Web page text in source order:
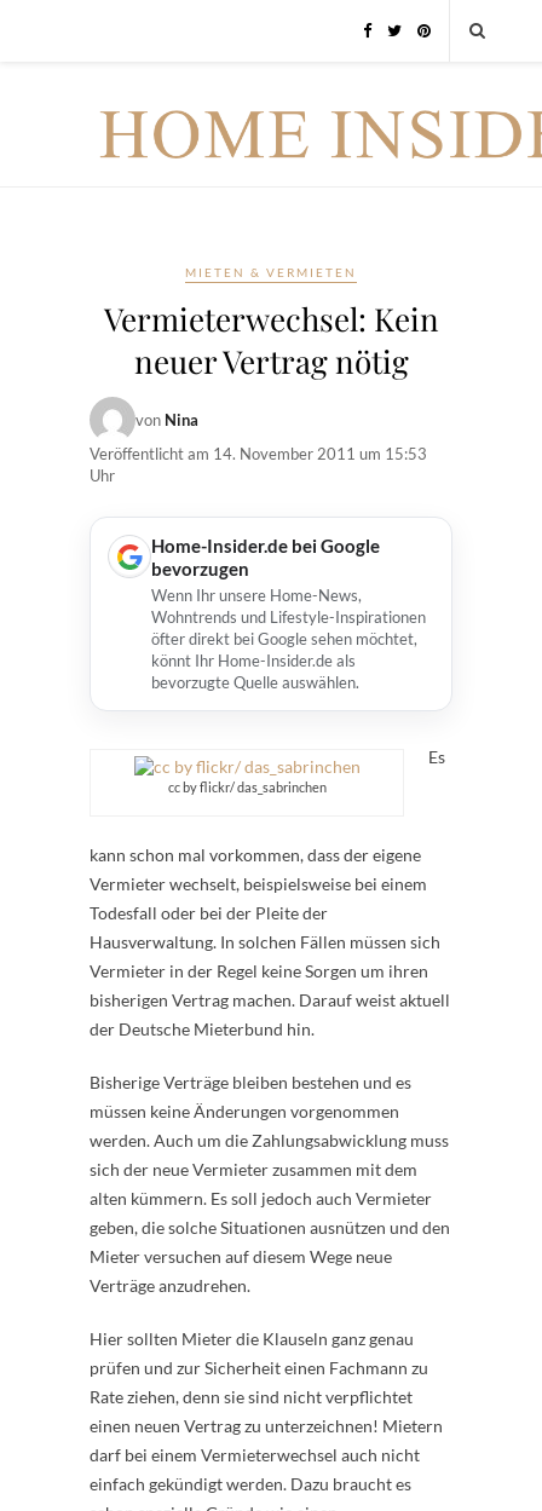
MIETEN & VERMIETEN
Vermieterwechsel: Kein
neuer Vertrag nötig
von Nina
Veröffentlicht am 14. November 2011 um 15:53
Uhr
Home-Insider.de bei Google
bevorzugen
Wenn Ihr unsere Home-News,
Wohntrends und Lifestyle-Inspirationen
öfter direkt bei Google sehen möchtet,
könnt Ihr Home-Insider.de als
bevorzugte Quelle auswählen.
cc by flickr/ das_sabrinchen
Es
kann schon mal vorkommen, dass der eigene
Vermieter wechselt, beispielsweise bei einem
Todesfall oder bei der Pleite der
Hausverwaltung. In solchen Fällen müssen sich
Vermieter in der Regel keine Sorgen um ihren
bisherigen Vertrag machen. Darauf weist aktuell
der Deutsche Mieterbund hin.
Bisherige Verträge bleiben bestehen und es
müssen keine Änderungen vorgenommen
werden. Auch um die Zahlungsabwicklung muss
sich der neue Vermieter zusammen mit dem
alten kümmern. Es soll jedoch auch Vermieter
geben, die solche Situationen ausnützen und den
Mieter versuchen auf diesem Wege neue
Verträge anzudrehen.
Hier sollten Mieter die Klauseln ganz genau
prüfen und zur Sicherheit einen Fachmann zu
Rate ziehen, denn sie sind nicht verpflichtet
einen neuen Vertrag zu unterzeichnen! Mietern
darf bei einem Vermieterwechsel auch nicht
einfach gekündigt werden. Dazu braucht es